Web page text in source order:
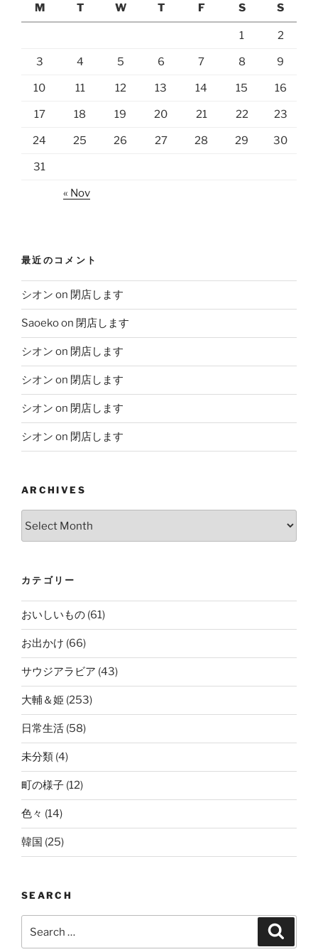
M
T W T F S S
1 2
3 4 5 6 7 8 9
10 11 12 13 14 15 16
17 18 19 20 21 22 23
24 25 26 27 28 29 30
31
« Nov
最近のコメント
シオン on 閉店します
Saoekoon 閉店します
シオン on 閉店します
シオン on 閉店します
シオン on 閉店します
シオン on 閉店します
ARCHIVES
カテゴリー
おいしいもの (61)
お出かけ (66)
サウジアラビア (43)
大輔＆姫 (253)
日常生活 (58)
未分類 (4)
町の様子 (12)
色々 (14)
韓国 (25)
SEARCH